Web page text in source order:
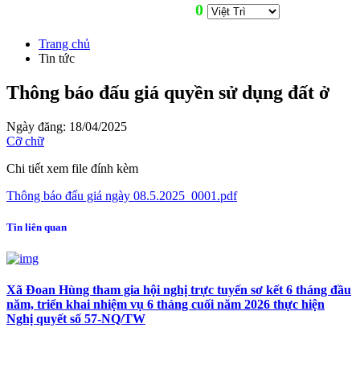
0
Trang chủ
Tin tức
Thông báo đấu giá quyền sử dụng đất ở
Ngày đăng: 18/04/2025
Cỡ chữ
Chi tiết xem file đính kèm
Thông báo đấu giá ngày 08.5.2025_0001.pdf
Tin liên quan
Xã Đoan Hùng tham gia hội nghị trực tuyến sơ kết 6 tháng đầu
năm, triển khai nhiệm vụ 6 tháng cuối năm 2026 thực hiện
Nghị quyết số 57-NQ/TW